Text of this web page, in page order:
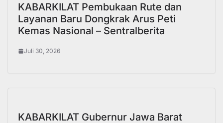
KABARKILAT Pembukaan Rute dan
Layanan Baru Dongkrak Arus Peti
Kemas Nasional – Sentralberita
Juli 30, 2026
KABARKILAT Gubernur Jawa Barat